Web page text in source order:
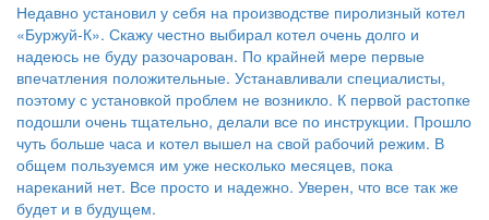
Недавно установил у себя на производстве пиролизный котел
«Буржуй-К». Скажу честно выбирал котел очень долго и
надеюсь не буду разочарован. По крайней мере первые
впечатления положительные. Устанавливали специалисты,
поэтому с установкой проблем не возникло. К первой растопке
подошли очень тщательно, делали все по инструкции. Прошло
чуть больше часа и котел вышел на свой рабочий режим. В
общем пользуемся им уже несколько месяцев, пока
нареканий нет. Все просто и надежно. Уверен, что все так же
будет и в будущем.